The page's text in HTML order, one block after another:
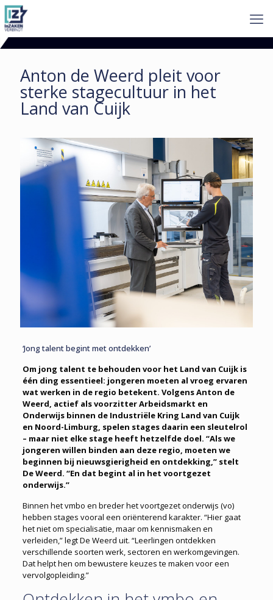
Anton de Weerd pleit voor
sterke stage­cultuur in het
Land van Cuijk
‘Jong talent begint met ontdekken’
Om jong talent te behouden voor het Land van Cuijk is
één ding essentieel: jongeren moeten al vroeg ervaren
wat werken in de regio betekent. Volgens Anton de
Weerd, actief als voorzitter Arbeidsmarkt en
Onderwijs binnen de Industriële Kring Land van Cuijk
en Noord-Limburg, spelen stages daarin een sleutelrol
– maar niet elke stage heeft hetzelfde doel. “Als we
jongeren willen binden aan deze regio, moeten we
beginnen bij nieuwsgierigheid en ontdekking,” stelt
De Weerd. “En dat begint al in het voortgezet
onderwijs.”
Binnen het vmbo en breder het voortgezet onderwijs (vo)
hebben stages vooral een oriënterend karakter. “Hier gaat
het niet om specialisatie, maar om kennismaken en
verleiden,” legt De Weerd uit. “Leerlingen ontdekken
verschillende soorten werk, sectoren en werkomgevingen.
Dat helpt hen om bewustere keuzes te maken voor een
vervolgopleiding.”